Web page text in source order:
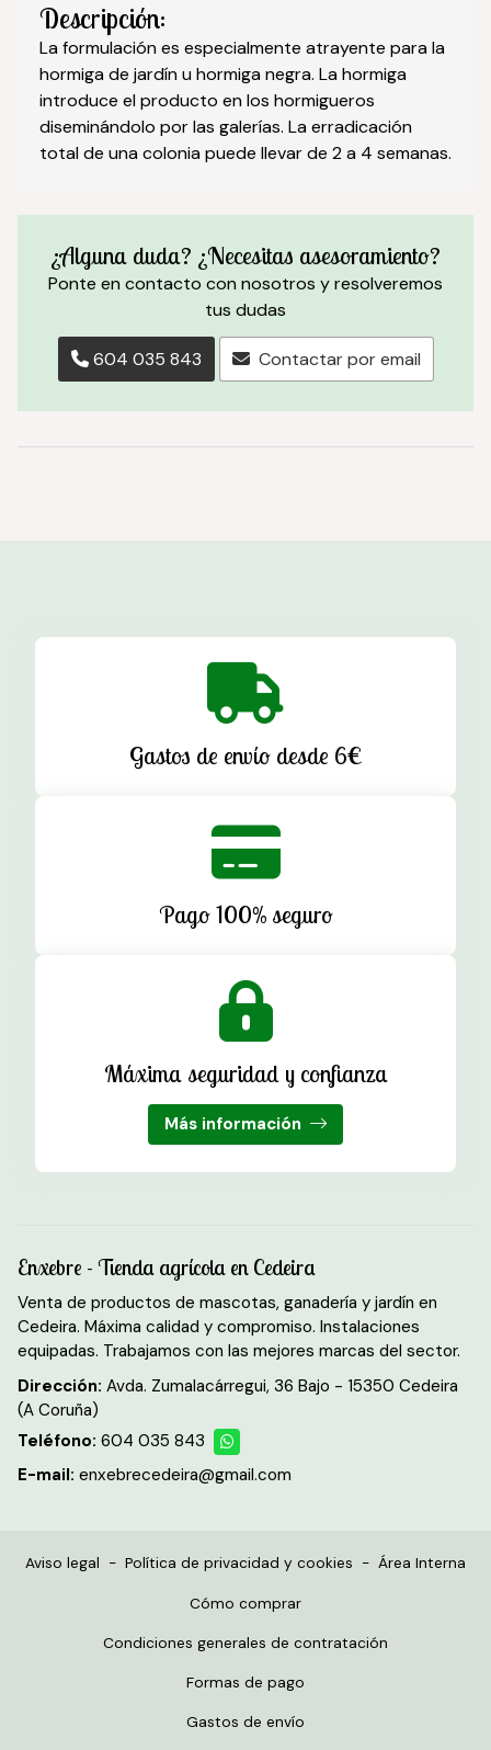
Descripción:
La formulación es especialmente atrayente para la
hormiga de jardín u hormiga negra. La hormiga
introduce el producto en los hormigueros
diseminándolo por las galerías. La erradicación
total de una colonia puede llevar de 2 a 4 semanas.
¿Alguna duda? ¿Necesitas asesoramiento?
Ponte en contacto con nosotros y resolveremos
tus dudas
604 035 843 Contactar por email
Gastos de envío desde 6€
Pago 100% seguro
Máxima seguridad y confianza
Más información
Enxebre - Tienda agrícola en Cedeira
Venta de productos de mascotas, ganadería y jardín en
Cedeira. Máxima calidad y compromiso. Instalaciones
equipadas. Trabajamos con las mejores marcas del sector.
Dirección: Avda. Zumalacárregui, 36 Bajo - 15350 Cedeira
(A Coruña)
Teléfono: 604 035 843
E-mail: enxebrecedeira@gmail.com
Aviso legal - Política de privacidad y cookies - Área Interna
Cómo comprar
Condiciones generales de contratación
Formas de pago
Gastos de envío